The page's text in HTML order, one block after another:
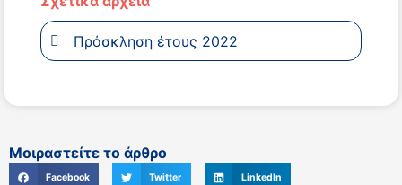
Πρόσκληση έτους 2022
Μοιραστείτε το άρθρο
Facebook Twitter LinkedIn